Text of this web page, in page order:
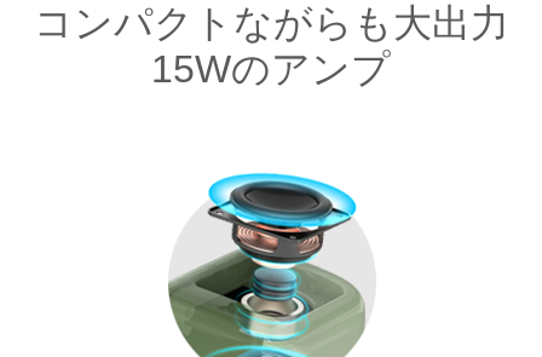
コンパクトながらも大出力
15Wのアンプ